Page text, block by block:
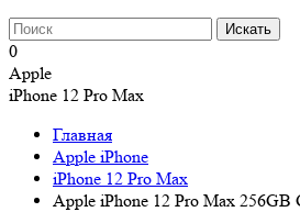
0
Apple
iPhone 12 Pro Max
Главная
Apple iPhone
iPhone 12 Pro Max
Apple iPhone 12 Pro Max